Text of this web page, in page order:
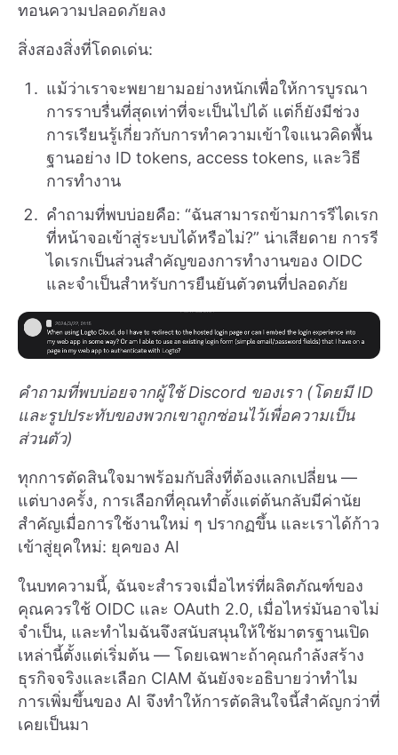
ทอนความปลอดภัยลง
สิ่งสองสิ่งที่โดดเด่น:
แม้ว่าเราจะพยายามอย่างหนักเพื่อให้การบูรณา
การราบรื่นที่สุดเท่าที่จะเป็นไปได้ แต่ก็ยังมีช่วง
การเรียนรู้เกี่ยวกับการทำความเข้าใจแนวคิดพื้น
ฐานอย่าง ID tokens, access tokens, และวิธี
การทำงาน
คำถามที่พบบ่อยคือ: “ฉันสามารถข้ามการรีไดเรก
ที่หน้าจอเข้าสู่ระบบได้หรือไม่?” น่าเสียดาย การรี
ไดเรกเป็นส่วนสำคัญของการทำงานของ OIDC
และจำเป็นสำหรับการยืนยันตัวตนที่ปลอดภัย
คำถามที่พบบ่อยจากผู้ใช้ Discord ของเรา (โดยมี ID
และรูปประทับของพวกเขาถูกซ่อนไว้เพื่อความเป็น
ส่วนตัว)
ทุกการตัดสินใจมาพร้อมกับสิ่งที่ต้องแลกเปลี่ยน —
แต่บางครั้ง, การเลือกที่คุณทำตั้งแต่ต้นกลับมีค่านัย
สำคัญเมื่อการใช้งานใหม่ ๆ ปรากฏขึ้น และเราได้ก้าว
เข้าสู่ยุคใหม่: ยุคของ AI
ในบทความนี้, ฉันจะสำรวจเมื่อไหร่ที่ผลิตภัณฑ์ของ
คุณควรใช้ OIDC และ OAuth 2.0, เมื่อไหร่มันอาจไม่
จำเป็น, และทำไมฉันจึงสนับสนุนให้ใช้มาตรฐานเปิด
เหล่านี้ตั้งแต่เริ่มต้น — โดยเฉพาะถ้าคุณกำลังสร้าง
ธุรกิจจริงและเลือก CIAM ฉันยังจะอธิบายว่าทำไม
การเพิ่มขึ้นของ AI จึงทำให้การตัดสินใจนี้สำคัญกว่าที่
เคยเป็นมา